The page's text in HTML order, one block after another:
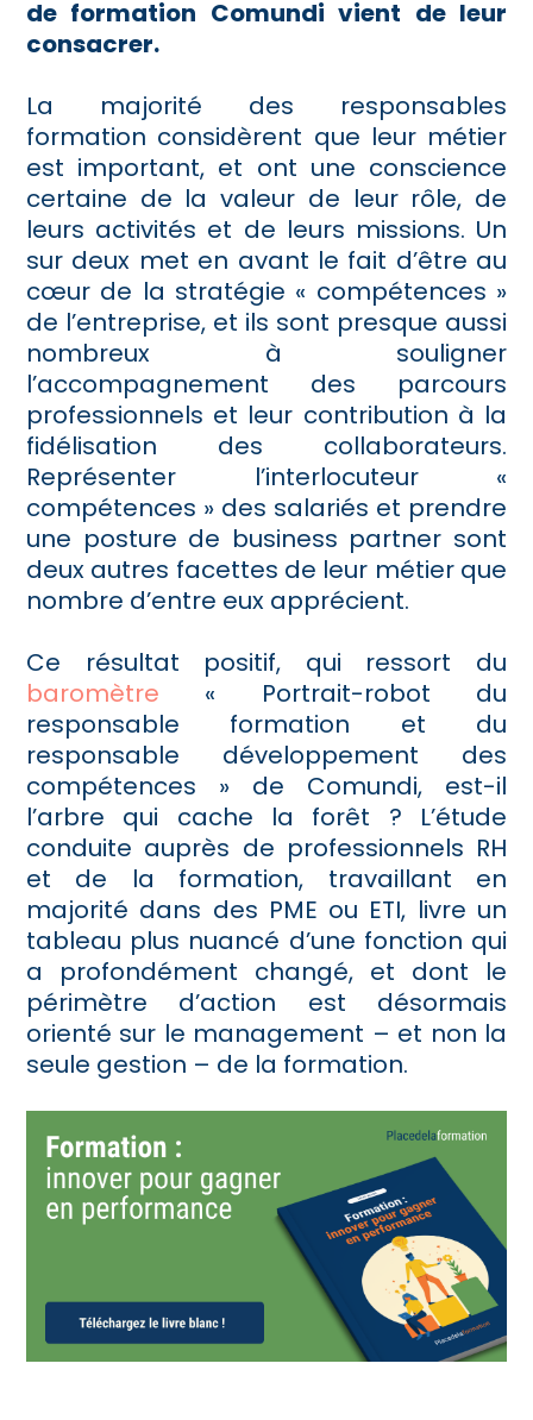
de formation Comundi vient de leur
consacrer.
La majorité des responsables
formation considèrent que leur métier
est important, et ont une conscience
certaine de la valeur de leur rôle, de
leurs activités et de leurs missions. Un
sur deux met en avant le fait d’être au
cœur de la stratégie « compétences »
de l’entreprise, et ils sont presque aussi
nombreux à souligner
l’accompagnement des parcours
professionnels et leur contribution à la
fidélisation des collaborateurs.
Représenter l’interlocuteur «
compétences » des salariés et prendre
une posture de business partner sont
deux autres facettes de leur métier que
nombre d’entre eux apprécient.
Ce résultat positif, qui ressort du
baromètre « Portrait-robot du
responsable formation et du
responsable développement des
compétences » de Comundi, est-il
l’arbre qui cache la forêt ? L’étude
conduite auprès de professionnels RH
et de la formation, travaillant en
majorité dans des PME ou ETI, livre un
tableau plus nuancé d’une fonction qui
a profondément changé, et dont le
périmètre d’action est désormais
orienté sur le management – et non la
seule gestion – de la formation.